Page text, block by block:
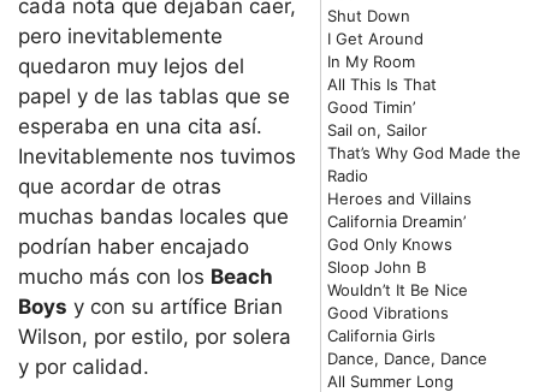
Shut Down
I Get Around
In My Room
All This Is That
Good Timin’
Sail on, Sailor
That’s Why God Made the
Radio
Heroes and Villains
California Dreamin’
God Only Knows
Sloop John B
Wouldn’t It Be Nice
Good Vibrations
California Girls
Dance, Dance, Dance
All Summer Long
cada nota que dejaban caer,
pero inevitablemente
quedaron muy lejos del
papel y de las tablas que se
esperaba en una cita así.
Inevitablemente nos tuvimos
que acordar de otras
muchas bandas locales que
podrían haber encajado
mucho más con los Beach
Boys y con su artífice Brian
Wilson, por estilo, por solera
y por calidad.